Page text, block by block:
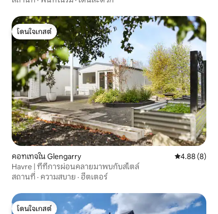
โดนใจเกสต์
โดนใจเกสต์
คอทเทจใน Glengarry คะแนนเฉลี่ย
4.88 (8)
Havre | ที่ที่การผ่อนคลายมาพบกับสไตล์
สถานที่ · ความสบาย · ฮีตเตอร์
โดนใจเกสต์